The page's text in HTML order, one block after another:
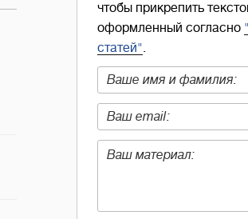
чтобы прикрепить
оформленный согласно
статей".